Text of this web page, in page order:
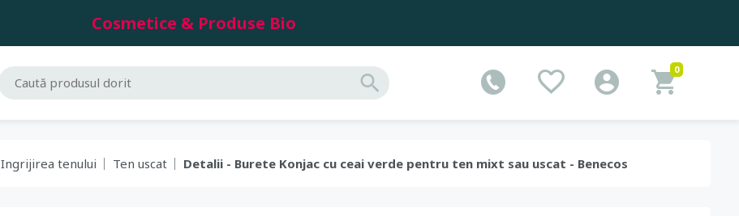
Cosmetice & Produse Bio
0
Ingrijirea tenului Ten uscat Detalii - Burete Konjac cu ceai verde pentru ten mixt sau uscat - Benecos